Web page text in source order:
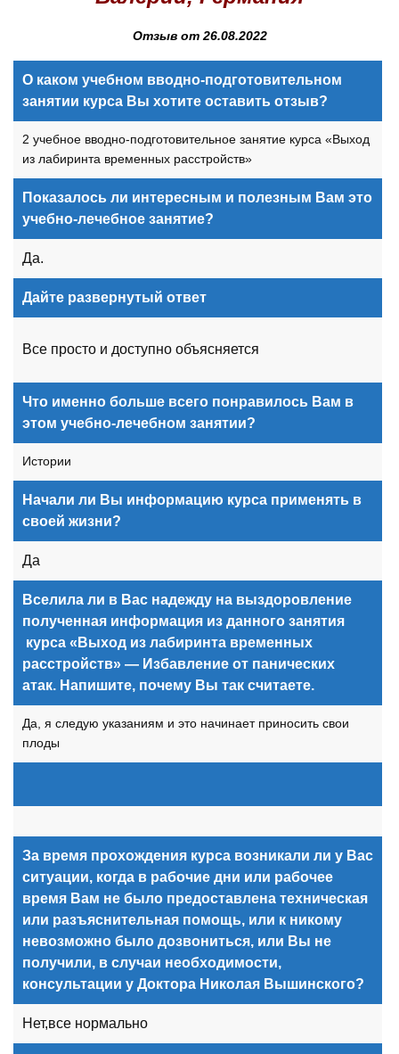
Отзыв от 26.08.2022
О каком учебном вводно-подготовительном
занятии курса Вы хотите оставить отзыв?
2 учебное вводно-подготовительное занятие курса «Выход
из лабиринта временных расстройств»
Показалось ли интересным и полезным Вам это
учебно-лечебное занятие?
Да.
Дайте развернутый ответ
Все просто и доступно объясняется
Что именно больше всего понравилось Вам в
этом учебно-лечебном занятии?
Истории
Начали ли Вы информацию курса применять в
своей жизни?
Да
Вселила ли в Вас надежду на выздоровление
полученная информация из данного занятия
курса «Выход из лабиринта временных
расстройств» — Избавление от панических
атак. Напишите, почему Вы так считаете.
Да, я следую указаниям и это начинает приносить свои
плоды
За время прохождения курса возникали ли у Вас
ситуации, когда в рабочие дни или рабочее
время Вам не было предоставлена техническая
или разъяснительная помощь, или к никому
невозможно было дозвониться, или Вы не
получили, в случаи необходимости,
консультации у Доктора Николая Вышинского?
Нет,все нормально